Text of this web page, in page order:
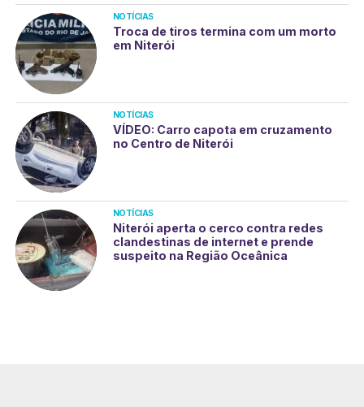
NOTÍCIAS
Troca de tiros termina com um morto
em Niterói
NOTÍCIAS
VÍDEO: Carro capota em cruzamento
no Centro de Niterói
NOTÍCIAS
Niterói aperta o cerco contra redes
clandestinas de internet e prende
suspeito na Região Oceânica